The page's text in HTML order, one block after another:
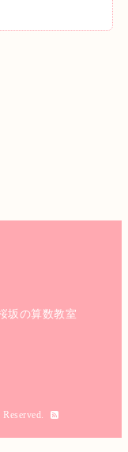
坂の算数教室